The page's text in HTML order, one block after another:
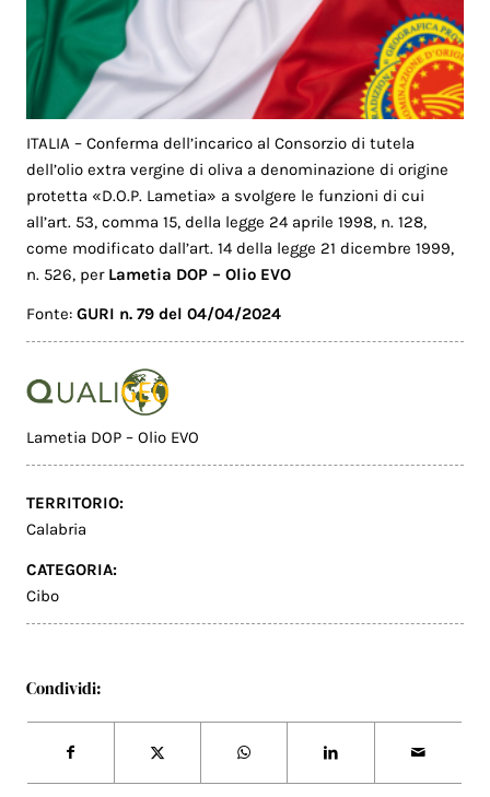
ITALIA – Conferma dell’incarico al Consorzio di tutela
dell’olio extra vergine di oliva a denominazione di origine
protetta «D.O.P. Lametia» a svolgere le funzioni di cui
all’art. 53, comma 15, della legge 24 aprile 1998, n. 128,
come modificato dall’art. 14 della legge 21 dicembre 1999,
n. 526, per Lametia DOP – Olio EVO
Fonte:GURI n. 79 del 04/04/2024
Lametia DOP – Olio EVO
TERRITORIO:
Calabria
CATEGORIA:
Cibo
Condividi: